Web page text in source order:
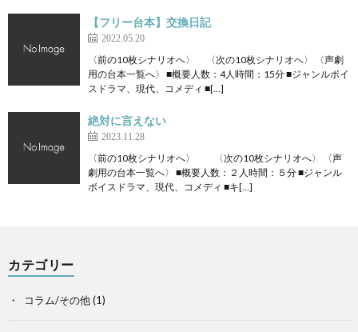
【フリー台本】交換日記
2022.05.20
〈前の10枚シナリオへ〉 〈次の10枚シナリオへ〉 〈声劇
用の台本一覧へ〉 ■概要人数：4人時間：15分 ■ジャンルボイ
スドラマ、現代、コメディ ■[…]
絶対に言えない
2023.11.28
〈前の10枚シナリオへ〉 〈次の10枚シナリオへ〉 〈声
劇用の台本一覧へ〉 ■概要人数：２人時間：５分 ■ジャンル
ボイスドラマ、現代、コメディ ■キ[…]
カテゴリー
コラム/その他(1)